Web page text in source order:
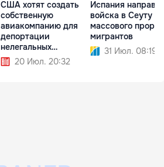
США хотят создать
собственную
авиакомпанию для
депортации
нелегальных
мигрантов
20 Июл. 20:32
Испания
войска в Сеуту
массового
мигрантов
31 Июл. 08:19